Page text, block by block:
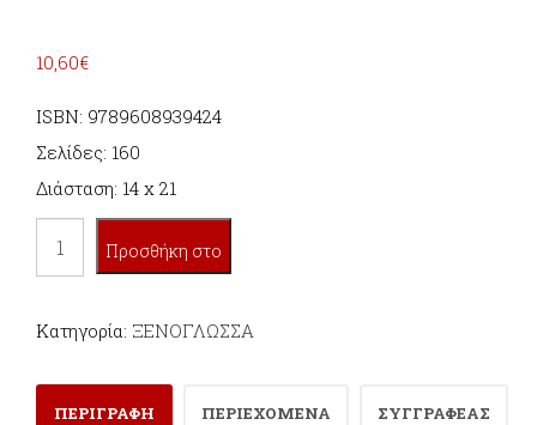
10,60€
ISBN: 9789608939424
Σελίδες: 160
Διάσταση: 14 x 21
ARCHEVEQUE
ποσότητα
Προσθήκη στο
Κατηγορία: ΞΕΝΟΓΛΩΣΣΑ
ΠΕΡΙΓΡΑΦΗ ΠΕΡΙΕΧΟΜΕΝΑ ΣΥΓΓΡΑΦΕΑΣ